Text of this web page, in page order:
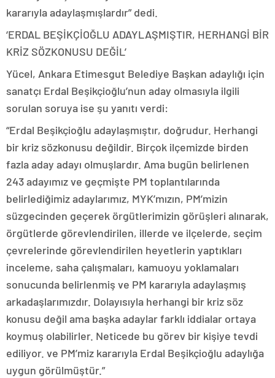
kararıyla adaylaşmışlardır” dedi.
‘ERDAL BEŞİKÇİOĞLU ADAYLAŞMIŞTIR, HERHANGİ BİR
KRİZ SÖZKONUSU DEĞİL’
Yücel, Ankara Etimesgut Belediye Başkan adaylığı için
sanatçı Erdal Beşikçioğlu’nun aday olmasıyla ilgili
sorulan soruya ise şu yanıtı verdi:
“Erdal Beşikçioğlu adaylaşmıştır, doğrudur. Herhangi
bir kriz sözkonusu değildir. Birçok ilçemizde birden
fazla aday adayı olmuşlardır. Ama bugün belirlenen
243 adayımız ve geçmişte PM toplantılarında
belirlediğimiz adaylarımız, MYK’mızın, PM’mizin
süzgecinden geçerek örgütlerimizin görüşleri alınarak,
örgütlerde görevlendirilen, illerde ve ilçelerde, seçim
çevrelerinde görevlendirilen heyetlerin yaptıkları
inceleme, saha çalışmaları, kamuoyu yoklamaları
sonucunda belirlenmiş ve PM kararıyla adaylaşmış
arkadaşlarımızdır. Dolayısıyla herhangi bir kriz söz
konusu değil ama başka adaylar farklı iddialar ortaya
koymuş olabilirler. Neticede bu görev bir kişiye tevdi
ediliyor. ve PM’miz kararıyla Erdal Beşikçioğlu adaylığa
uygun görülmüştür.”